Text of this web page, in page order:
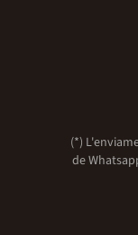
(*)
de